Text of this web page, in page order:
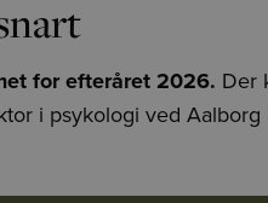
for efteråret 2026. Der
i psykologi ved Aalborg